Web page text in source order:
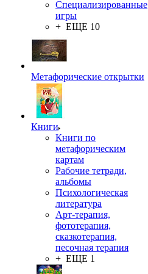
Специализированные
игры
+ ЕЩЕ 10
Метафорические открытки
Книги
Книги по
метафорическим
картам
Рабочие тетради,
альбомы
Психологическая
литература
Арт-терапия,
фототерапия,
сказкотерапия,
песочная терапия
+ ЕЩЕ 1